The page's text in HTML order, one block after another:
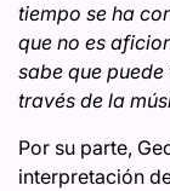
tiempo se ha
que no es
sabe que
través de la
Por su parte,
interpretación